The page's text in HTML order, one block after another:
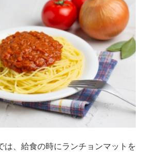
は、給食の時にランチョンマットを